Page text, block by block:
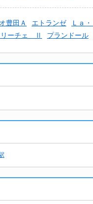
豊田Ａ エトランゼ Ｌａ
リーチェ Ⅱ プランドール